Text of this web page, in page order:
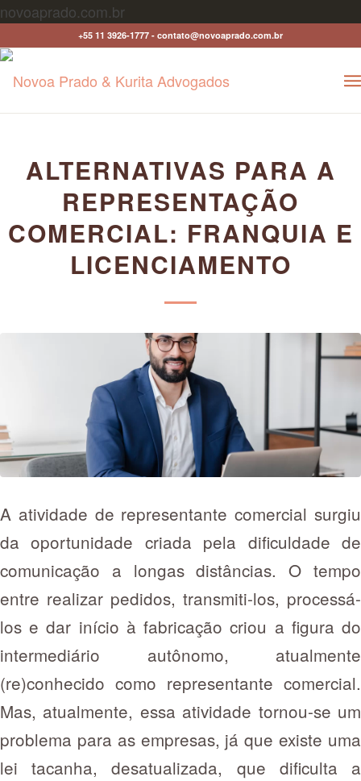
novoaprado.com.br
+55 11 3926-1777 - contato@novoaprado.com.br
ALTERNATIVAS PARA A
REPRESENTAÇÃO
COMERCIAL: FRANQUIA E
LICENCIAMENTO
A atividade de representante comercial surgiu
da oportunidade criada pela dificuldade de
comunicação a longas distâncias. O tempo
entre realizar pedidos, transmiti-los, processá-
los e dar início à fabricação criou a figura do
intermediário autônomo, atualmente
(re)conhecido como representante comercial.
Mas, atualmente, essa atividade tornou-se um
problema para as empresas, já que existe uma
lei tacanha, desatualizada, que dificulta a